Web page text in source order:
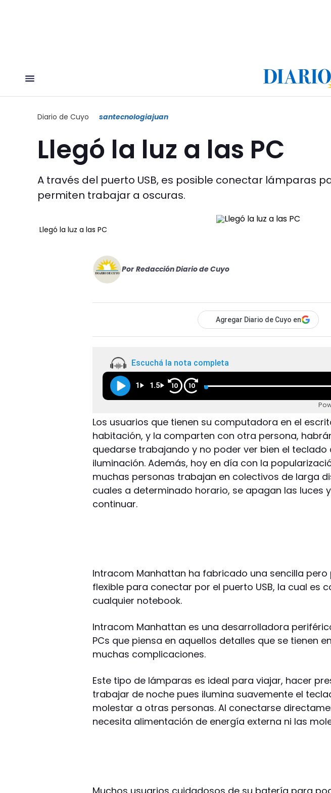
Diario de Cuyo santecnologiajuan
Llegó la luz a las PC
A través del puerto USB, es posible conectar lámparas
permiten trabajar a oscuras.
Llegó la luz a las PC
Por Redacción Diario de Cuyo
Agregar Diario de Cuyo en
Escuchá la nota completa
1 1.5 10 10
Los usuarios que tienen su computadora en el
habitación, y la comparten con otra persona,
quedarse trabajando y no poder ver bien el teclado
iluminación. Además, hoy en día con la
muchas personas trabajan en colectivos de larga
cuales a determinado horario, se apagan las luces
continuar.
Intracom Manhattan ha fabricado una sencilla
flexible para conectar por el puerto USB, la cual es
cualquier notebook.
Intracom Manhattan es una desarrolladora
PCs que piensa en aquellos detalles que se tienen
muchas complicaciones.
Este tipo de lámparas es ideal para viajar, hacer
trabajar de noche pues ilumina suavemente el
molestar a otras personas. Al conectarse
necesita alimentación de energía externa ni las
Muchos usuarios cuidadosos de su batería para